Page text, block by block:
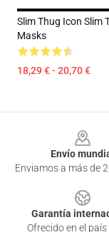
Slim Thug Icon Slim
Masks
18,29 € - 20,70 €
Envío
Enviamos a más de
Garantía
Ofrecido en el